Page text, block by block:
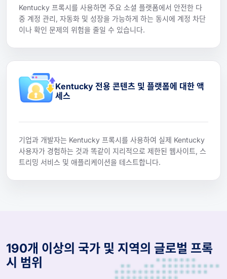
Kentucky 프록시를 사용하면 주요 소셜 플랫폼에서 안전한 다
중 계정 관리, 자동화 및 성장을 가능하게 하는 동시에 계정 차단
이나 확인 문제의 위험을 줄일 수 있습니다.
Kentucky 전용 콘텐츠 및 플랫폼에 대한 액
세스
기업과 개발자는 Kentucky 프록시를 사용하여 실제 Kentucky
사용자가 경험하는 것과 똑같이 지리적으로 제한된 웹사이트, 스
트리밍 서비스 및 애플리케이션을 테스트합니다.
190개 이상의 국가 및 지역의 글로벌 프록
시 범위